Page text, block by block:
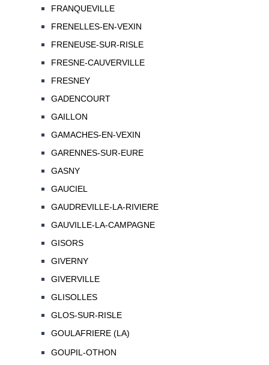
FRANQUEVILLE
FRENELLES-EN-VEXIN
FRENEUSE-SUR-RISLE
FRESNE-CAUVERVILLE
FRESNEY
GADENCOURT
GAILLON
GAMACHES-EN-VEXIN
GARENNES-SUR-EURE
GASNY
GAUCIEL
GAUDREVILLE-LA-RIVIERE
GAUVILLE-LA-CAMPAGNE
GISORS
GIVERNY
GIVERVILLE
GLISOLLES
GLOS-SUR-RISLE
GOULAFRIERE (LA)
GOUPIL-OTHON